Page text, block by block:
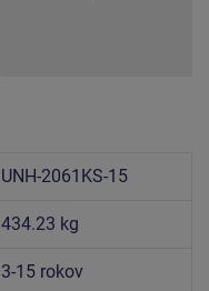
UNH-2061KS-15
434.23 kg
3-15 rokov